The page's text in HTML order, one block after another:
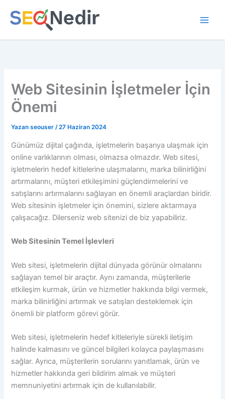
atla
Web Sitesinin İşletmeler İçin
Önemi
Yazan seouser/27 Haziran 2024
Günümüz dijital çağında, işletmelerin başarıya ulaşmak için
online varlıklarının olması, olmazsa olmazdır. Web sitesi,
işletmelerin hedef kitlelerine ulaşmalarını, marka bilinirliğini
artırmalarını, müşteri etkileşimini güçlendirmelerini ve
satışlarını artırmalarını sağlayan en önemli araçlardan biridir.
Web sitesinin işletmeler için önemini, sizlere aktarmaya
çalışacağız. Dilerseniz web sitenizi de biz yapabiliriz.
Web Sitesinin Temel İşlevleri
Web sitesi, işletmelerin dijital dünyada görünür olmalarını
sağlayan temel bir araçtır. Aynı zamanda, müşterilerle
etkileşim kurmak, ürün ve hizmetler hakkında bilgi vermek,
marka bilinirliğini artırmak ve satışları desteklemek için
önemli bir platform görevi görür.
Web sitesi, işletmelerin hedef kitleleriyle sürekli iletişim
halinde kalmasını ve güncel bilgileri kolayca paylaşmasını
sağlar. Ayrıca, müşterilerin sorularını yanıtlamak, ürün ve
hizmetler hakkında geri bildirim almak ve müşteri
memnuniyetini artırmak için de kullanılabilir.